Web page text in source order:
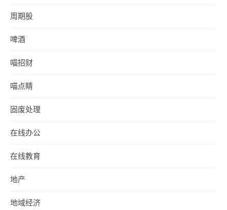
周期股
啤酒
喵招财
喵点睛
固废处理
在线办公
在线教育
地产
地域经济